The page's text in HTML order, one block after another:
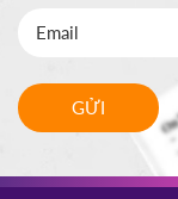
GỬI